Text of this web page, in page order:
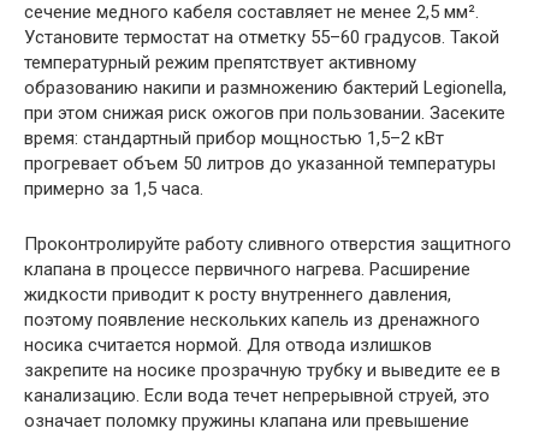
сечение медного кабеля составляет не менее 2,5 мм².
Установите термостат на отметку 55–60 градусов. Такой
температурный режим препятствует активному
образованию накипи и размножению бактерий Legionella,
при этом снижая риск ожогов при пользовании. Засеките
время: стандартный прибор мощностью 1,5–2 кВт
прогревает объем 50 литров до указанной температуры
примерно за 1,5 часа.
Проконтролируйте работу сливного отверстия защитного
клапана в процессе первичного нагрева. Расширение
жидкости приводит к росту внутреннего давления,
поэтому появление нескольких капель из дренажного
носика считается нормой. Для отвода излишков
закрепите на носике прозрачную трубку и выведите ее в
канализацию. Если вода течет непрерывной струей, это
означает поломку пружины клапана или превышение